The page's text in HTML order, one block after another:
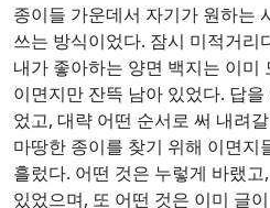
종이들 가운데서 자기가 원하는
쓰는 방식이었다. 잠시 미적거리
내가 좋아하는 양면 백지는 이미
이면지만 잔뜩 남아 있었다. 답
었고, 대략 어떤 순서로 써 내려
마땅한 종이를 찾기 위해 이면지
흘렀다. 어떤 것은 누렇게 바랬
있었으며, 또 어떤 것은 이미 글